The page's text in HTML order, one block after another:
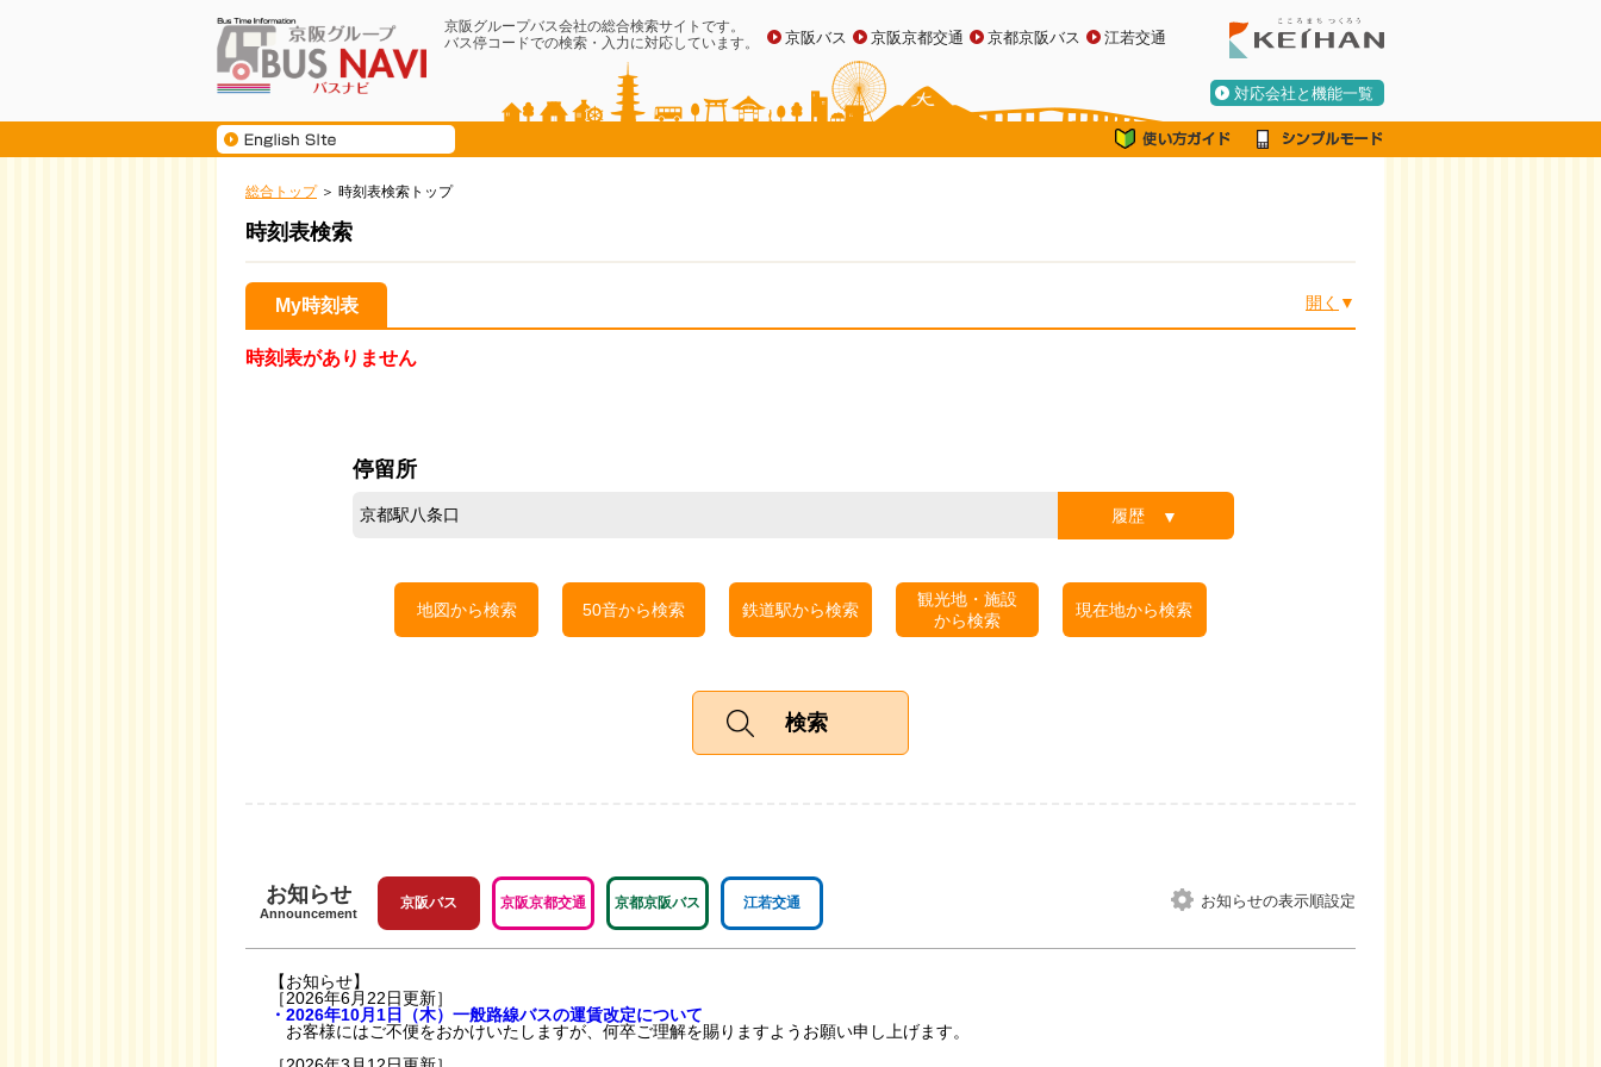
京阪グループバス会社の総合検索サイトです。
バス停コードでの検索・入力に対応しています。
京阪バス 京阪京都交通 京都京阪バス 江若交通
対応会社と機能一覧
総合トップ 時刻表検索トップ
時刻表検索
My時刻表 開く
時刻表がありません
停留所
履歴
地図から検索 50音から検索 鉄道駅から検索
観光地・施設
から検索
現在地から検索
お知らせ
Announcement
お知らせの表示順設定
京阪バス 京阪京都交通 京都京阪バス 江若交通
【お知らせ】
［2026年6月22日更新］
・2026年10月1日（木）一般路線バスの運賃改定について
お客様にはご不便をおかけいたしますが、何卒ご理解を賜りますようお願い申し上げます。